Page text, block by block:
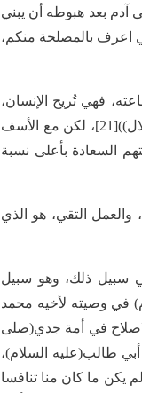
آدم بعد هبوطه أن يبني
اعرف بالمصلحة منكم،
فهي تُريح الإنسان،
ولهذا كان رسول الله(صلى الله عليه وآله) يقول لبلال إذا حلَّ وقت الصلاة: ((أرحنا بها يا بلال))[21]، لكن مع الأسف
السعادة بأعلى نسبة
والعمل التقي، هو الذي
سبيل ذلك، وهو سبيل
في وصيته لأخيه محمد
في أمة جدي(صلى
طالب(عليه السلام)،
يكن ما كان منا تنافسا